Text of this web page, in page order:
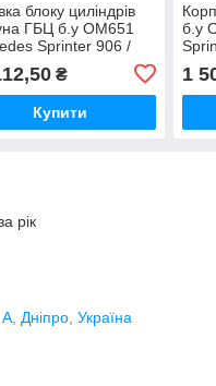
блоку циліндрів
ГБЦ б.у OM651
Sprinter 906 /
дизель Мерседес
2006-2014
₴
Купити
б.у
1
рік
Дніпро, Україна